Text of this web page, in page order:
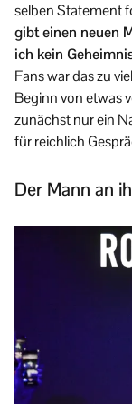
selben Statement
gibt einen neuen
ich kein
Fans war das zu
Beginn von etwas
zunächst nur ein
für reichlich
Der Mann an